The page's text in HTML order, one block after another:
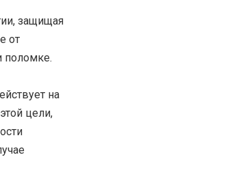
защищая
от
поломке.
на
цели,